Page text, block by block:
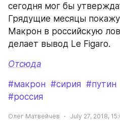
сегодня мог бы
Грядущие месяцы
Макрон в российскую
делает вывод Le Figaro.
Отсюда
#макрон #сирия #путин
#россия
Олег Матвейчев July 27, 2018,